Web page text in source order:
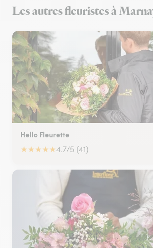
Les autres fleuristes à
Hello Fleurette
★★★★★4.7/5 (41)